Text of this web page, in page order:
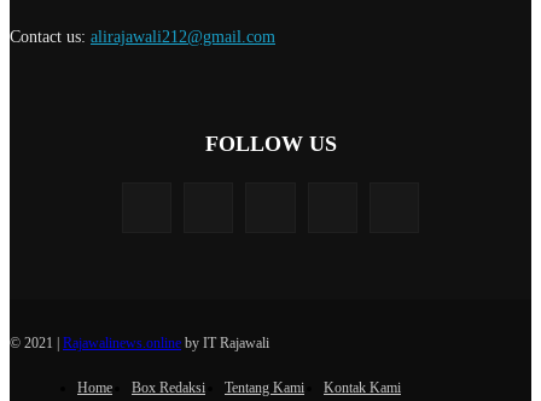
Contact us: alirajawali212@gmail.com
FOLLOW US
© 2021 | Rajawalinews.online by IT Rajawali
Home Box Redaksi Tentang Kami
Kontak Kami